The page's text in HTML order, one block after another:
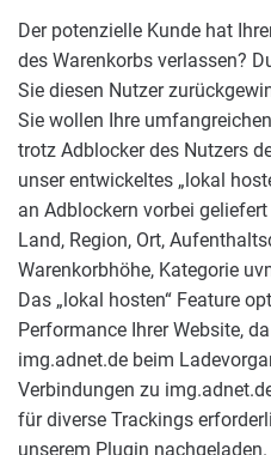
Der potenzielle Kunde hat
des Warenkorbs verlassen?
Sie diesen Nutzer
Sie wollen Ihre
trotz Adblocker des Nutzers
unser entwickeltes „lokal
an Adblockern vorbei
Land, Region, Ort,
Warenkorbhöhe, Kategorie
Das „lokal hosten“ Feature
Performance Ihrer Website,
img.adnet.de beim
Verbindungen zu
für diverse Trackings
unserem Plugin nachgeladen.